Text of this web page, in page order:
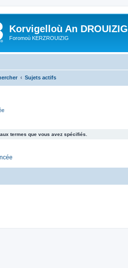
Korvigelloù An DROUIZIG
Foromoù KERZROUIZIG
Sujets actifs
termes que vous avez spécifiés.